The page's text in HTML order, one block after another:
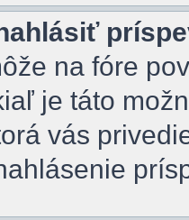
na fóre
je táto
vás